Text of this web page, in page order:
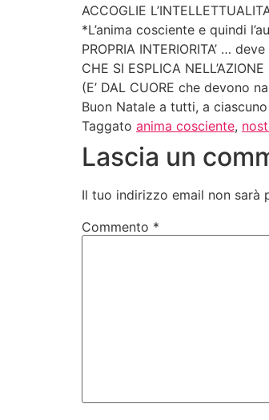
ACCOGLIE
*L’anima cosciente e quindi
PROPRIA INTERIORITA’ …
CHE SI ESPLICA
(E’ DAL CUORE che devono
Buon Natale a tutti, a
Taggato anima cosciente,
Lascia un
Il tuo indirizzo email non sarà
Commento *